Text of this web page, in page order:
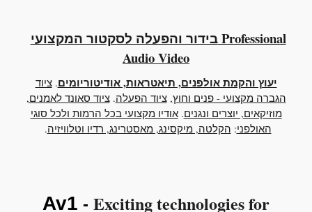
בידור והפעלה לסקטור המקצועי Professional
Audio Video
יעוץ והקמת אולפנים, תיאטראות, אודיטוריומים.ציוד
הגברה מקצועי - פנים וחוץ,ציוד הפעלה.ציוד סאונד לאמנים,
מוזיקאים, יוצרים ונגנים.אודיו מקצועי בכל הרמות ולכל סוגי
האולפני: הקלטה, מיקסינג, מאסטרינג, רדיו וטלוויזיה.
Av1 - Exciting technologies for